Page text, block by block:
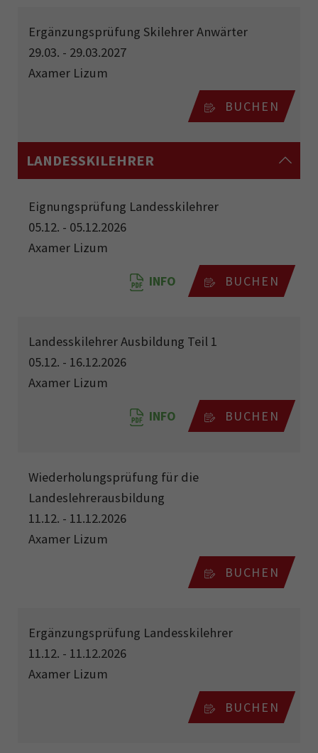
Ergänzungsprüfung Skilehrer Anwärter
29.03. - 29.03.2027
Axamer Lizum
BUCHEN
LANDESSKILEHRER
Eignungsprüfung Landesskilehrer
05.12. - 05.12.2026
Axamer Lizum
INFO BUCHEN
Landesskilehrer Ausbildung Teil 1
05.12. - 16.12.2026
Axamer Lizum
INFO BUCHEN
Wiederholungsprüfung für die
Landeslehrerausbildung
11.12. - 11.12.2026
Axamer Lizum
BUCHEN
Ergänzungsprüfung Landesskilehrer
11.12. - 11.12.2026
Axamer Lizum
BUCHEN